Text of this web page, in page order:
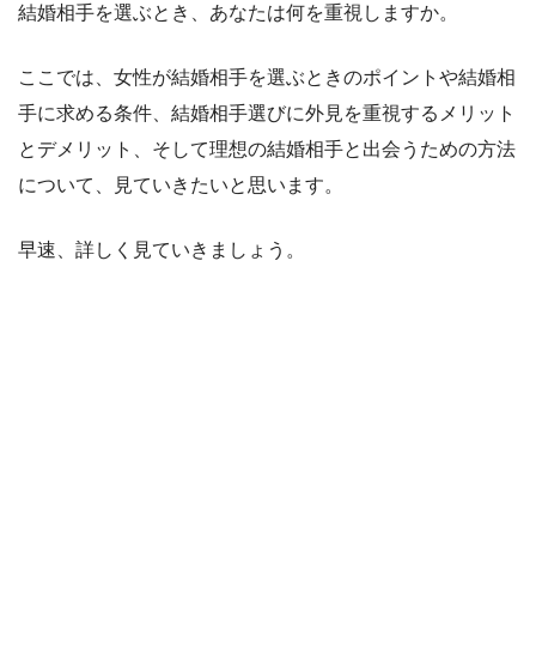
結婚相手を選ぶとき、あなたは何を重視しますか。
ここでは、女性が結婚相手を選ぶときのポイントや結婚相
手に求める条件、結婚相手選びに外見を重視するメリット
とデメリット、そして理想の結婚相手と出会うための方法
について、見ていきたいと思います。
早速、詳しく見ていきましょう。